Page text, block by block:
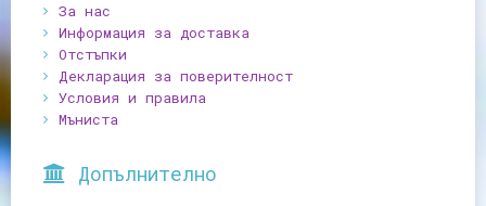
За нас
Информация за доставка
Отстъпки
Декларация за поверителност
Условия и правила
Мъниста
Допълнително